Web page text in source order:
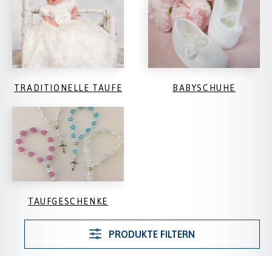
TRADITIONELLE TAUFE BABYSCHUHE
TAUFGESCHENKE
PRODUKTE FILTERN